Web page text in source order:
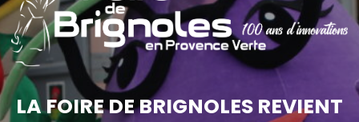
LA FOIRE DE BRIGNOLES REVIENT